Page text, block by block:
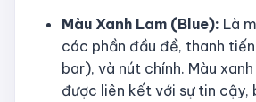
Màu Xanh Lam (Blue): Là
các phần đầu đề, thanh
bar), và nút chính. Màu
được liên kết với sự tin cậy,